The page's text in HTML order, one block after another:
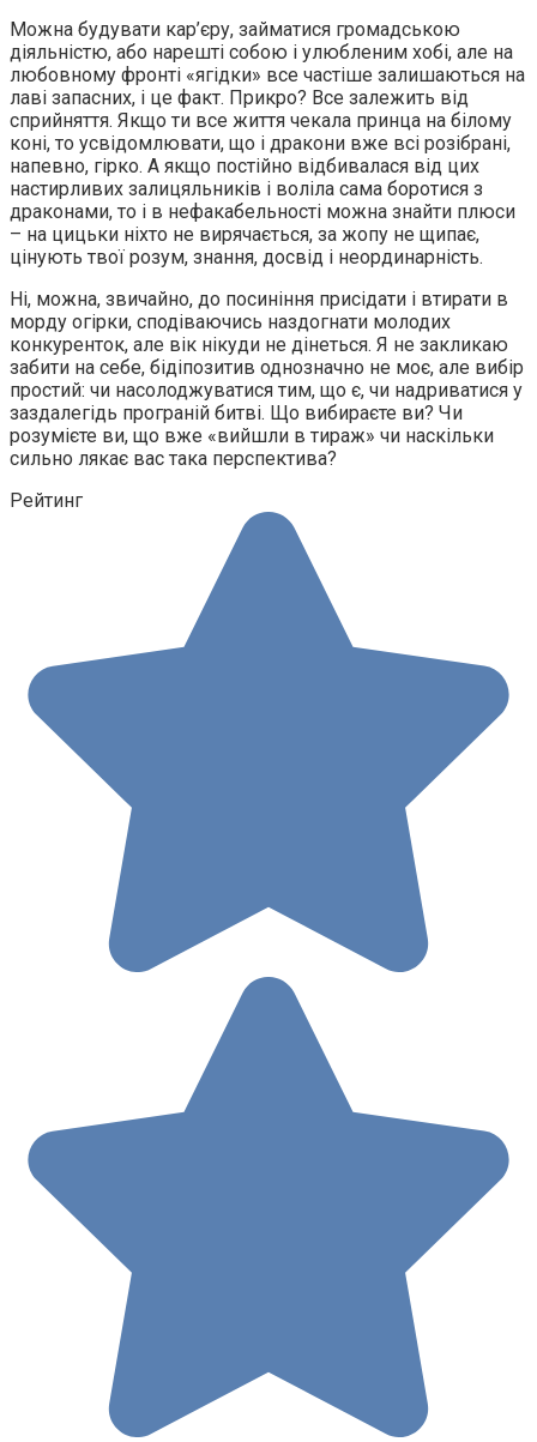
Можна будувати кар’єру, займатися громадською
діяльністю, або нарешті собою і улюбленим хобі, але на
любовному фронті «ягідки» все частіше залишаються на
лаві запасних, і це факт. Прикро? Все залежить від
сприйняття. Якщо ти все життя чекала принца на білому
коні, то усвідомлювати, що і дракони вже всі розібрані,
напевно, гірко. А якщо постійно відбивалася від цих
настирливих залицяльників і воліла сама боротися з
драконами, то і в нефакабельності можна знайти плюси
– на цицьки ніхто не вирячається, за жопу не щипає,
цінують твої розум, знання, досвід і неординарність.
Ні, можна, звичайно, до посиніння присідати і втирати в
морду огірки, сподіваючись наздогнати молодих
конкуренток, але вік нікуди не дінеться. Я не закликаю
забити на себе, бідіпозитив однозначно не моє, але вибір
простий: чи насолоджуватися тим, що є, чи надриватися у
заздалегідь програній битві. Що вибираєте ви? Чи
розумієте ви, що вже «вийшли в тираж» чи наскільки
сильно лякає вас така перспектива?
Рейтинг